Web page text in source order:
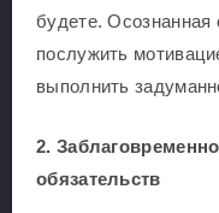
будете. Осознанная
послужить
выполнить
2.
обязательств